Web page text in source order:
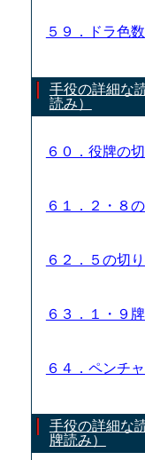
５９．ドラ色
手役の詳細な
読み）
６０．役牌の
６１．２・８
６２．５の切
６３．１・９
６４．ペンチ
手役の詳細な
牌読み）